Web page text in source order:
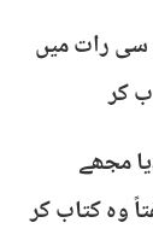
سی رات میں
کر
مجھے
وہ کتاب کر